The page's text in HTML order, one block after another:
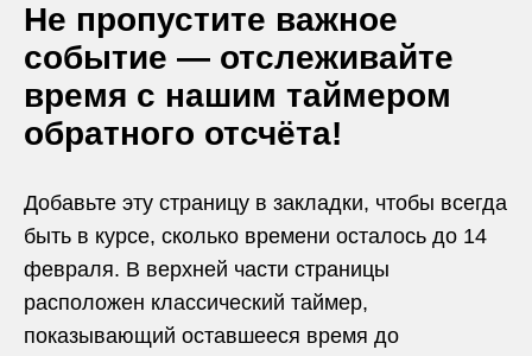
Не пропустите важное
событие — отслеживайте
время с нашим таймером
обратного отсчёта!
Добавьте эту страницу в закладки, чтобы всегда
быть в курсе, сколько времени осталось до 14
февраля. В верхней части страницы
расположен классический таймер,
показывающий оставшееся время до